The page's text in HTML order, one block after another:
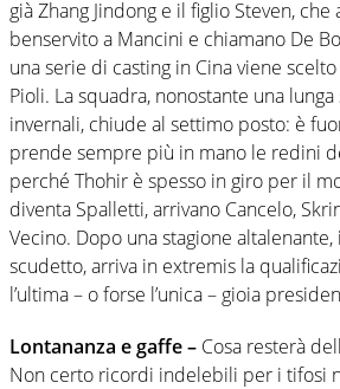
già Zhang Jindong e il figlio Steven,
benservito a Mancini e chiamano De
una serie di casting in Cina viene
Pioli. La squadra, nonostante una
invernali, chiude al settimo posto: è
prende sempre più in mano le redini
perché Thohir è spesso in giro per il
diventa Spalletti, arrivano Cancelo,
Vecino. Dopo una stagione altalenante,
scudetto, arriva in extremis la
l’ultima – o forse l’unica – gioia
Lontananza e gaffe – Cosa resterà
Non certo ricordi indelebili per i tifosi